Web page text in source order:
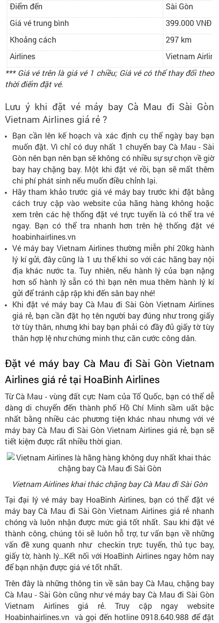
Điểm đến
Sài Gòn
Giá vé trung bình
399.000 VNĐ
Khoảng cách
297 km
Airlines
Vietnam
*** Giá vé trên là giá vé 1 chiều; Giá vé có thể thay đổi theo
thời điểm đặt vé.
Lưu ý khi đặt vé máy bay Cà Mau đi Sài Gòn
Vietnam Airlines giá rẻ ?
Bạn cần lên kế hoạch và xác định cụ thể ngày bay bạn
muốn đặt. Vì chỉ có duy nhất 1 chuyến bay Cà Mau - Sài
Gòn nên bạn nên bạn sẽ không có nhiều sự sự chọn về giờ
bay hay chặng bay. Một khi đặt vé rồi, bạn sẽ mất thêm
chi phí phát sinh nếu muốn điều chỉnh lại.
Hãy tham khảo trước giá vé máy bay trước khi đặt bằng
cách truy cập vào website của hãng hàng không hoặc
xem trên các hệ thống đặt vé trực tuyến là có thể tra vé
ngay. Bạn có thể tra nhanh hơn trên hệ thống đặt vé
hoabinhairlines.vn
Vé máy bay Vietnam Airlines thường miễn phí 20kg hành
lý kí gửi, đây cũng là 1 ưu thế khi so với các hãng bay nội
địa khác nước ta. Tuy nhiên, nếu hành lý của bạn nặng
hơn số hành lý sẵn có thì bạn nên mua thêm hành lý kí
gửi để tránh cập rập khi đến sân bay nhé!
Khi đặt vé máy bay Cà Mau đi Sài Gòn Vietnam Airlines
giá rẻ, bạn cần đặt họ tên người bay đúng như trong giấy
tờ tùy thân, nhưng khi bay bạn phải có đầy đủ giấy tờ tùy
thân hợp lệ như chứng minh thư, căn cước công dân.
Đặt vé máy bay Cà Mau đi Sài Gòn Vietnam
Airlines giá rẻ tại HoaBinh Airlines
Từ Cà Mau - vùng đất cực Nam của Tổ Quốc, bạn có thể dễ
dàng di chuyển đến thành phố Hồ Chí Minh sầm uất bậc
nhất bằng nhiều các phương tiện khác nhau nhưng với vé
máy bay Cà Mau đi Sài Gòn Vietnam Airlines giá rẻ, bạn sẽ
tiết kiệm được rất nhiều thời gian.
Vietnam Airlines khai thác chặng bay Cà Mau đi Sài Gòn
Tại đại lý vé máy bay HoaBinh Airlines, bạn có thể đặt vé
máy bay Cà Mau đi Sài Gòn Vietnam Airlines giá rẻ nhanh
chóng và luôn nhận được mức giá tốt nhất. Sau khi đặt vé
thành công, chúng tôi sẽ luôn hỗ trợ, tư vấn bạn về những
vấn đề xung quanh như checkin trực tuyến, thủ tục bay,
giấy tờ, hành lý…Kết nối với HoaBinh Airlines ngay hôm nay
để bạn nhận được giá vé tốt nhất.
Trên đây là những thông tin về sân bay Cà Mau, chặng bay
Cà Mau - Sài Gòn cũng như vé máy bay Cà Mau đi Sài Gòn
Vietnam Airlines giá rẻ. Truy cập ngay website
Hoabinhairlines.vn và gọi đến hotline 0918.640.988 để đặt